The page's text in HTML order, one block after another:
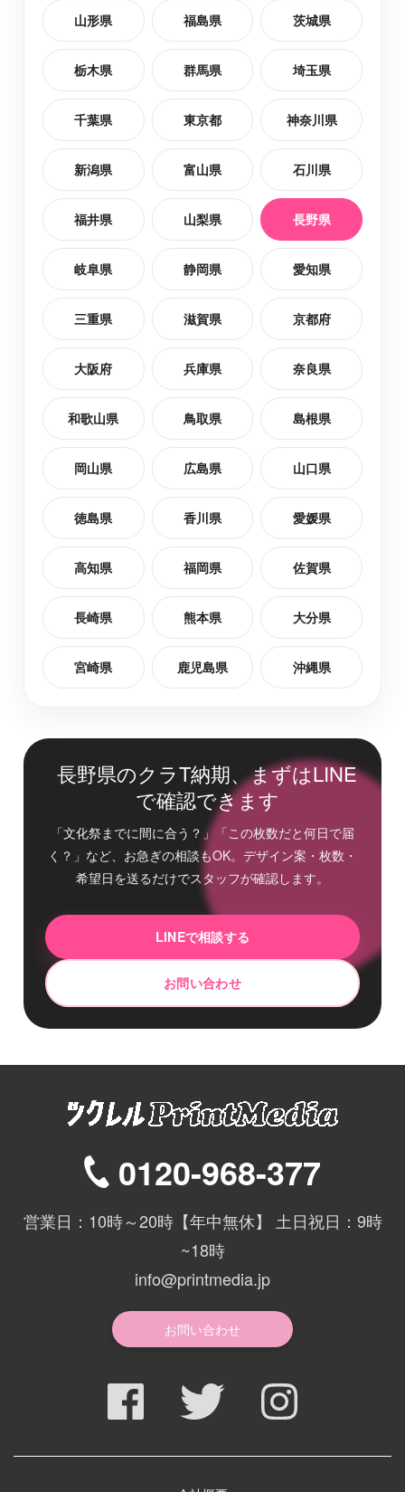
南佐久郡小海町 最短2日後お届け
木曽郡大桑村 最短2日後お届け
小諸市 最短2日後お届け
木曽郡木祖村 最短2日後お届け
東御市 最短2日後お届け
東筑摩郡山形村 最短2日後お届け
木曽郡木曽町 最短2日後お届け
上伊那郡宮田村 最短2日後お届け
駒ヶ根市 最短2日後お届け
下伊那郡天龍村 最短2日後お届け
南佐久郡南牧村 最短2日後お届け
山形県 福島県 茨城県
栃木県 群馬県 埼玉県
千葉県 東京都 神奈川県
新潟県 富山県 石川県
福井県 山梨県 長野県
岐阜県 静岡県 愛知県
三重県 滋賀県 京都府
大阪府 兵庫県 奈良県
和歌山県 鳥取県 島根県
岡山県 広島県 山口県
徳島県 香川県 愛媛県
高知県 福岡県 佐賀県
長崎県 熊本県 大分県
宮崎県 鹿児島県 沖縄県
長野県のクラT納期、まずはLINE
で確認できます
「文化祭までに間に合う？」「この枚数だと何日で届
く？」など、お急ぎの相談もOK。デザイン案・枚数・
希望日を送るだけでスタッフが確認します。
LINEで相談する
お問い合わせ
0120-968-377
営業日：10時～20時【年中無休】 土日祝日：9時
~18時
info@printmedia.jp
お問い合わせ